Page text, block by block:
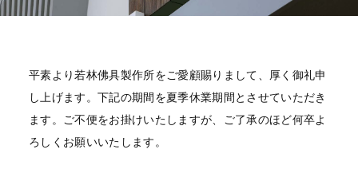
平素より若林佛具製作所をご愛顧賜りまして、厚く御礼申
し上げます。下記の期間を夏季休業期間とさせていただき
ます。ご不便をお掛けいたしますが、ご了承のほど何卒よ
ろしくお願いいたします。